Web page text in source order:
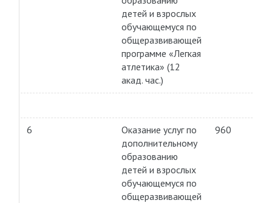
детей и взрослых
обучающемуся по
общеразвивающей
программе «Легкая
атлетика» (12
акад. час.)
6
Оказание услуг по
дополнительному
образованию
детей и взрослых
обучающемуся по
общеразвивающей
960